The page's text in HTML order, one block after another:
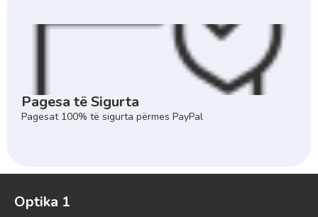
Pagesa të Sigurta
Pagesat 100% të sigurta përmes PayPal
Optika 1